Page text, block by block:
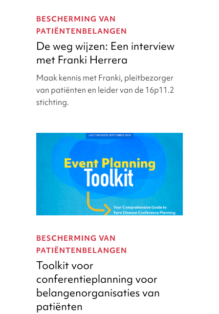
weg
wijzen:
Een
interview
met
Franki
Herrera
BESCHERMING VAN
PATIËNTENBELANGEN
De weg wijzen: Een interview
met Franki Herrera
Maak kennis met Franki, pleitbezorger
van patiënten en leider van de 16p11.2
stichting.
voor
conferentieplanning
voor
belangenorganisaties
van
patiënten
BESCHERMING VAN
PATIËNTENBELANGEN
Toolkit voor
conferentieplanning voor
belangenorganisaties van
patiënten